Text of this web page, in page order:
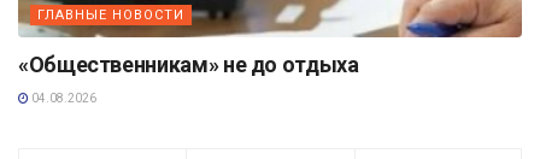
ГЛАВНЫЕ НОВОСТИ
«Общественникам» не до отдыха
04.08.2026